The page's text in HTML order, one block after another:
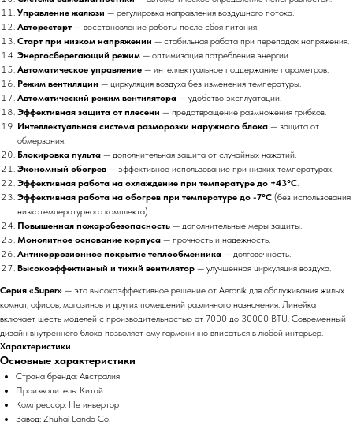
Управление жалюзи — регулировка направления воздушного потока.
Авторестарт — восстановление работы после сбоя питания.
Старт при низком напряжении — стабильная работа при перепадах напряжения.
Энергосберегающий режим — оптимизация потребления энергии.
Автоматическое управление — интеллектуальное поддержание параметров.
Режим вентиляции — циркуляция воздуха без изменения температуры.
Автоматический режим вентилятора — удобство эксплуатации.
Эффективная защита от плесени — предотвращение размножения грибков.
Интеллектуальная система разморозки наружного блока — защита от
обмерзания.
Блокировка пульта — дополнительная защита от случайных нажатий.
Экономный обогрев — эффективное использование при низких температурах.
Эффективная работа на охлаждение при температуре до +43°C.
Эффективная работа на обогрев при температуре до -7°C (без использования
низкотемпературного комплекта).
Повышенная пожаробезопасность — дополнительные меры защиты.
Монолитное основание корпуса — прочность и надежность.
Антикоррозионное покрытие теплообменника — долговечность.
Высокоэффективный и тихий вентилятор — улучшенная циркуляция воздуха.
Серия «Super» — это высокоэффективное решение от Aeronik для обслуживания жилых
комнат, офисов, магазинов и других помещений различного назначения. Линейка
включает шесть моделей с производительностью от 7000 до 30000 BTU. Современный
дизайн внутреннего блока позволяет ему гармонично вписаться в любой интерьер.
Характеристики
Основные характеристики
Страна бренда: Австралия
Производитель: Китай
Компрессор: Не инвертор
Завод: Zhuhai Landa Co.